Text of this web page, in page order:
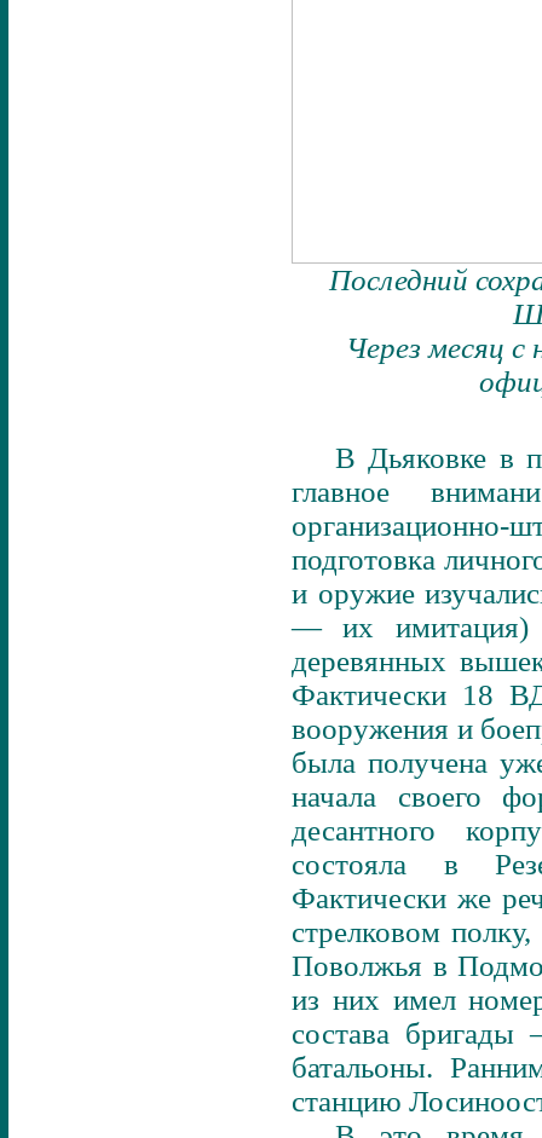
Последний
Через месяц
В Дьяковке в
главное
организационно-
подготовка
и оружие
— их имитация)
деревянных
Фактически 18
вооружения и
была получена
начала своего
десантного
состояла в
Фактически же
стрелковом
Поволжья в
из них имел
состава
батальоны.
станцию